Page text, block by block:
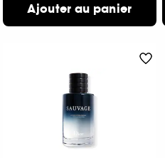
Ajouter au panier